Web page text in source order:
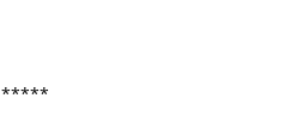
*****